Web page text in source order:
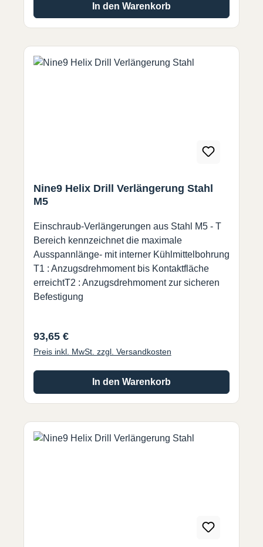
In den Warenkorb
Nine9 Helix Drill Verlängerung Stahl
M5
Einschraub-Verlängerungen aus Stahl M5 - T
Bereich kennzeichnet die maximale
Ausspannlänge- mit interner Kühlmittelbohrung
T1 : Anzugsdrehmoment bis Kontaktfläche
erreichtT2 : Anzugsdrehmoment zur sicheren
Befestigung
Regulärer Preis:
93,65 €
Preis inkl. MwSt. zzgl. Versandkosten
In den Warenkorb